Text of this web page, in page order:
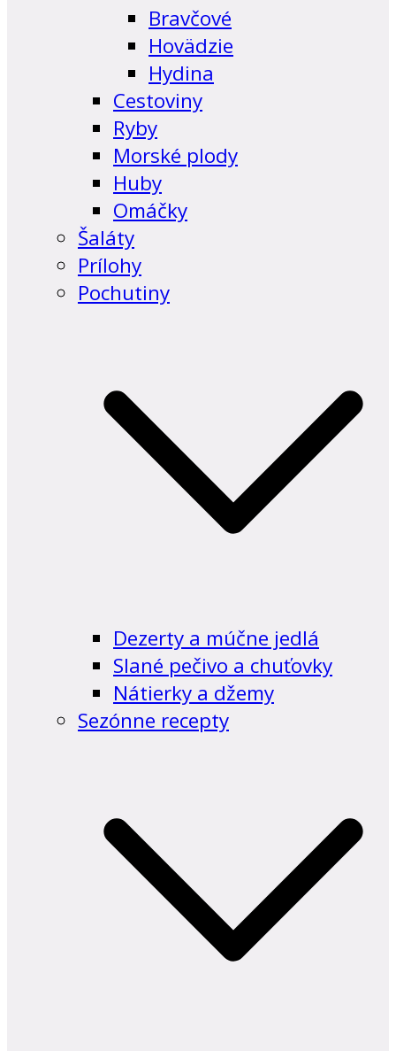
Bravčové
Hovädzie
Hydina
Cestoviny
Ryby
Morské plody
Huby
Omáčky
Šaláty
Prílohy
Pochutiny
Dezerty a múčne jedlá
Slané pečivo a chuťovky
Nátierky a džemy
Sezónne recepty